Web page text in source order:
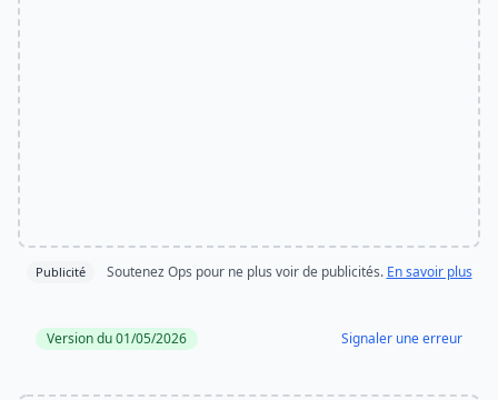
Publicité Soutenez Ops pour ne plus voir de publicités. En savoir plus
Version du 01/05/2026 Signaler une erreur